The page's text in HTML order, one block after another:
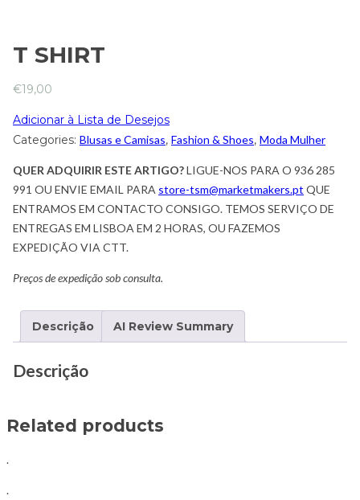
T SHIRT
€19,00
Adicionar à Lista de Desejos
Categories: Blusas e Camisas, Fashion & Shoes, Moda Mulher
QUER ADQUIRIR ESTE ARTIGO?LIGUE-NOS PARA O 936 285
991 OU ENVIE EMAIL PARA store-tsm@marketmakers.pt QUE
ENTRAMOS EM CONTACTO CONSIGO. TEMOS SERVIÇO DE
ENTREGAS EM LISBOA EM 2 HORAS, OU FAZEMOS
EXPEDIÇÃO VIA CTT.
Preços de expedição sob consulta.
Descrição AI Review Summary
Descrição
Related products
.
.